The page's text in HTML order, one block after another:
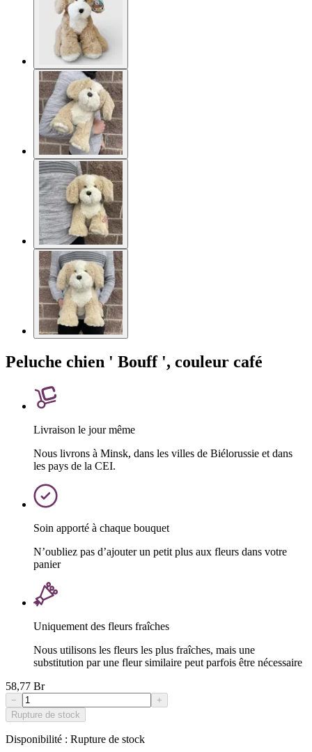
Peluche chien ' Bouff ', couleur café
Livraison le jour même
Nous livrons à Minsk, dans les villes de Biélorussie et dans
les pays de la CEI.
Soin apporté à chaque bouquet
N’oubliez pas d’ajouter un petit plus aux fleurs dans votre
panier
Uniquement des fleurs fraîches
Nous utilisons les fleurs les plus fraîches, mais une
substitution par une fleur similaire peut parfois être nécessaire
58,77 Br
−
+
Rupture de stock
Disponibilité : Rupture de stock